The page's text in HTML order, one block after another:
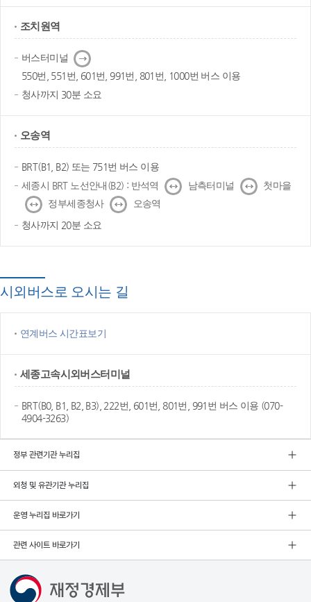
조치원역
버스터미널 다
음
550번, 551번, 601번, 991번, 801번, 1000번 버스 이용
청사까지 30분 소요
오송역
BRT(B1, B2) 또는 751번 버스 이용
세종시 BRT 노선안내(B2) : 반석역
↔ 남측터미널 ↔
첫마을
↔
정부세종청사 ↔
오송역
청사까지 20분 소요
시외버스로 오시는 길
연계버스 시간표보기
세종고속시외버스터미널
BRT(B0, B1, B2, B3), 222번, 601번, 801번, 991번 버스 이용 (070-
4904-3263)
정부 관련기관 누리집
외청 및 유관기관 누리집
운영 누리집 바로가기
관련 사이트 바로가기